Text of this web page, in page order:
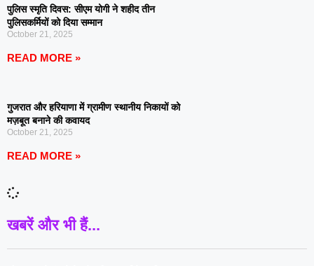
पुलिस स्मृति दिवस: सीएम योगी ने शहीद तीन
पुलिसकर्मियों को दिया सम्मान
October 21, 2025
READ MORE »
गुजरात और हरियाणा में ग्रामीण स्थानीय निकायों को
मज़बूत बनाने की कवायद
October 21, 2025
READ MORE »
खबरें और भी हैं...